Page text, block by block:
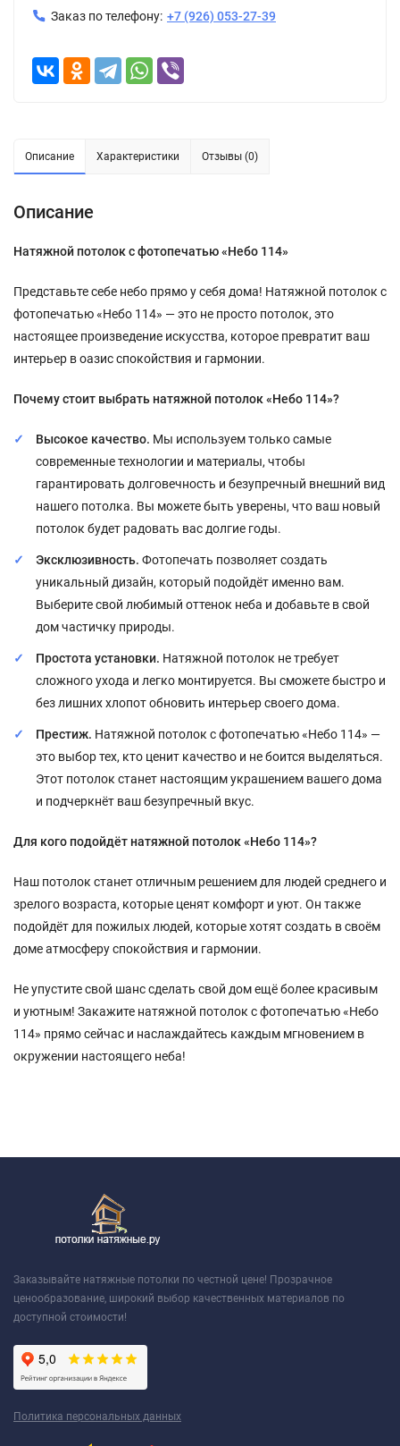
Заказ по телефону: +7 (926) 053-27-39
Описание Характеристики Отзывы (0)
Описание
Натяжной потолок с фотопечатью «Небо 114»
Представьте себе небо прямо у себя дома! Натяжной потолок с
фотопечатью «Небо 114» — это не просто потолок, это
настоящее произведение искусства, которое превратит ваш
интерьер в оазис спокойствия и гармонии.
Почему стоит выбрать натяжной потолок «Небо 114»?
Высокое качество. Мы используем только самые
современные технологии и материалы, чтобы
гарантировать долговечность и безупречный внешний вид
нашего потолка. Вы можете быть уверены, что ваш новый
потолок будет радовать вас долгие годы.
Эксклюзивность. Фотопечать позволяет создать
уникальный дизайн, который подойдёт именно вам.
Выберите свой любимый оттенок неба и добавьте в свой
дом частичку природы.
Простота установки. Натяжной потолок не требует
сложного ухода и легко монтируется. Вы сможете быстро и
без лишних хлопот обновить интерьер своего дома.
Престиж. Натяжной потолок с фотопечатью «Небо 114» —
это выбор тех, кто ценит качество и не боится выделяться.
Этот потолок станет настоящим украшением вашего дома
и подчеркнёт ваш безупречный вкус.
Для кого подойдёт натяжной потолок «Небо 114»?
Наш потолок станет отличным решением для людей среднего и
зрелого возраста, которые ценят комфорт и уют. Он также
подойдёт для пожилых людей, которые хотят создать в своём
доме атмосферу спокойствия и гармонии.
Не упустите свой шанс сделать свой дом ещё более красивым
и уютным! Закажите натяжной потолок с фотопечатью «Небо
114» прямо сейчас и наслаждайтесь каждым мгновением в
окружении настоящего неба!
Заказывайте натяжные потолки по честной цене! Прозрачное
ценообразование, широкий выбор качественных материалов по
доступной стоимости!
Политика персональных данных